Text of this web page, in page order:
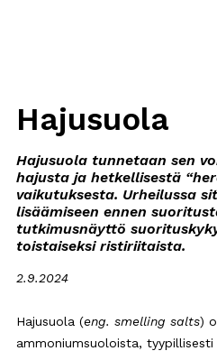
Hajusuola
Hajusuola tunnetaan sen
hajusta ja hetkellisestä
vaikutuksesta. Urheilussa
lisäämiseen ennen
tutkimusnäyttö
toistaiseksi ristiriitaista.
2.9.2024
Hajusuola (eng. smelling salts)
ammoniumsuoloista,